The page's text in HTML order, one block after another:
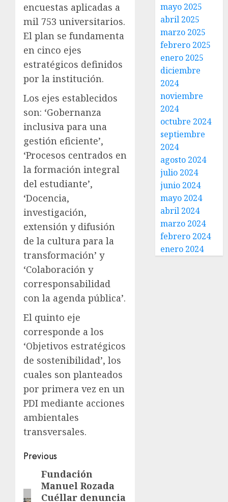
encuestas aplicadas a
mil 753 universitarios.
El plan se fundamenta
en cinco ejes
estratégicos definidos
por la institución.
Los ejes establecidos
son: ‘Gobernanza
inclusiva para una
gestión eficiente’,
‘Procesos centrados en
la formación integral
del estudiante’,
‘Docencia,
investigación,
extensión y difusión
de la cultura para la
transformación’ y
‘Colaboración y
corresponsabilidad
con la agenda pública’.
El quinto eje
corresponde a los
‘Objetivos estratégicos
de sostenibilidad’, los
cuales son planteados
por primera vez en un
PDI mediante acciones
ambientales
transversales.
Previous
Fundación
Manuel Rozada
Cuéllar denuncia
mayo 2025
abril 2025
marzo 2025
febrero 2025
enero 2025
diciembre
2024
noviembre
2024
octubre 2024
septiembre
2024
agosto 2024
julio 2024
junio 2024
mayo 2024
abril 2024
marzo 2024
febrero 2024
enero 2024